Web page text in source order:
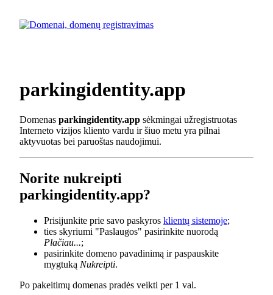
parkingidentity.app
Domenas parkingidentity.app sėkmingai užregistruotas
Interneto vizijos kliento vardu ir šiuo metu yra pilnai
aktyvuotas bei paruoštas naudojimui.
Norite nukreipti
parkingidentity.app?
Prisijunkite prie savo paskyros klientų sistemoje;
ties skyriumi "Paslaugos" pasirinkite nuorodą
Plačiau...;
pasirinkite domeno pavadinimą ir paspauskite
mygtuką Nukreipti.
Po pakeitimų domenas pradės veikti per 1 val.